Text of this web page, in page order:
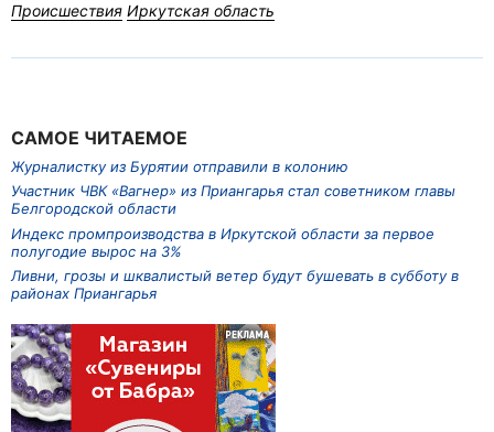
Происшествия Иркутская область
САМОЕ ЧИТАЕМОЕ
Журналистку из Бурятии отправили в колонию
Участник ЧВК «Вагнер» из Приангарья стал советником главы
Белгородской области
Индекс промпроизводства в Иркутской области за первое
полугодие вырос на 3%
Ливни, грозы и шквалистый ветер будут бушевать в субботу в
районах Приангарья